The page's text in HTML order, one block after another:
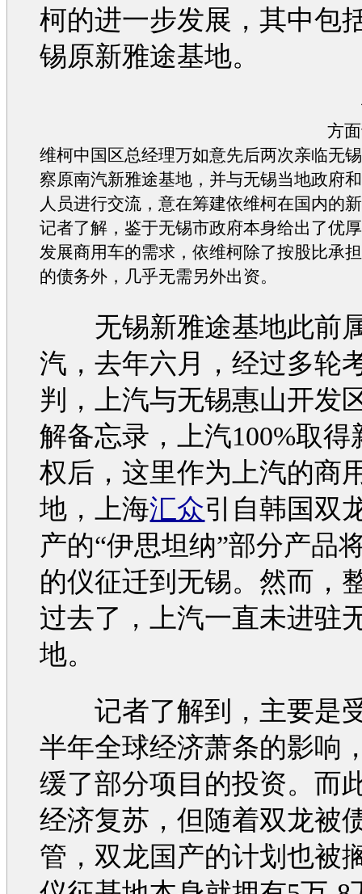
柯的进一步发展，其中包
锡原新雅途基地。
方
维柯中国区总经理万如意先后两次亲临无
察原南汽新雅途基地，并与无锡当地政府
人员进行交流，意在筹建依维柯在国内的
记者了解，鉴于无锡市政府本身给出了优
发展商用车的需求，依维柯除了按股比承
的债务外，几乎无需另外出资。
无锡新雅途基地此前
汽，去年六月，经过多轮
判，上汽与无锡惠山开发
解备忘录，上汽100%取得
权后，这里作为上汽的商
地，上海汇众引自韩国双
产的“伊思坦纳”部分产品
的仪征迁到无锡。然而，
过去了，上汽一直未进驻
地。
记者了解到，主要是
半年全球经济萧条的影响
缓了部分项目的投资。而
经济复苏，但随着双龙被
管， 双龙国产的计划也被